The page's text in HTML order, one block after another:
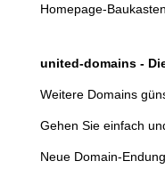
Homepage-
united-domains -
Weitere Domains
Gehen Sie einfach
Neue Domain-